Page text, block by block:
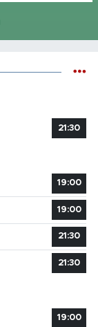
21:30
19:00
19:00
21:30
21:30
19:00